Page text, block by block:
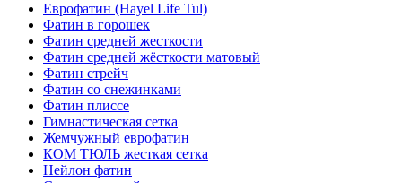
Еврофатин (Hayel Life Tul)
Фатин в горошек
Фатин средней жесткости
Фатин средней жёсткости матовый
Фатин стрейч
Фатин со снежинками
Фатин плиссе
Гимнастическая сетка
Жемчужный еврофатин
КОМ ТЮЛЬ жесткая сетка
Нейлон фатин